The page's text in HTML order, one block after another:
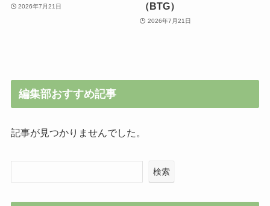
2026年7月21日
（BTG）
2026年7月21日
編集部おすすめ記事
記事が見つかりませんでした。
検索